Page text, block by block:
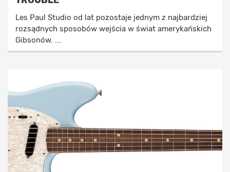
Les Paul Studio od lat pozostaje jednym z najbardziej
rozsądnych sposobów wejścia w świat amerykańskich
Gibsonów. ...